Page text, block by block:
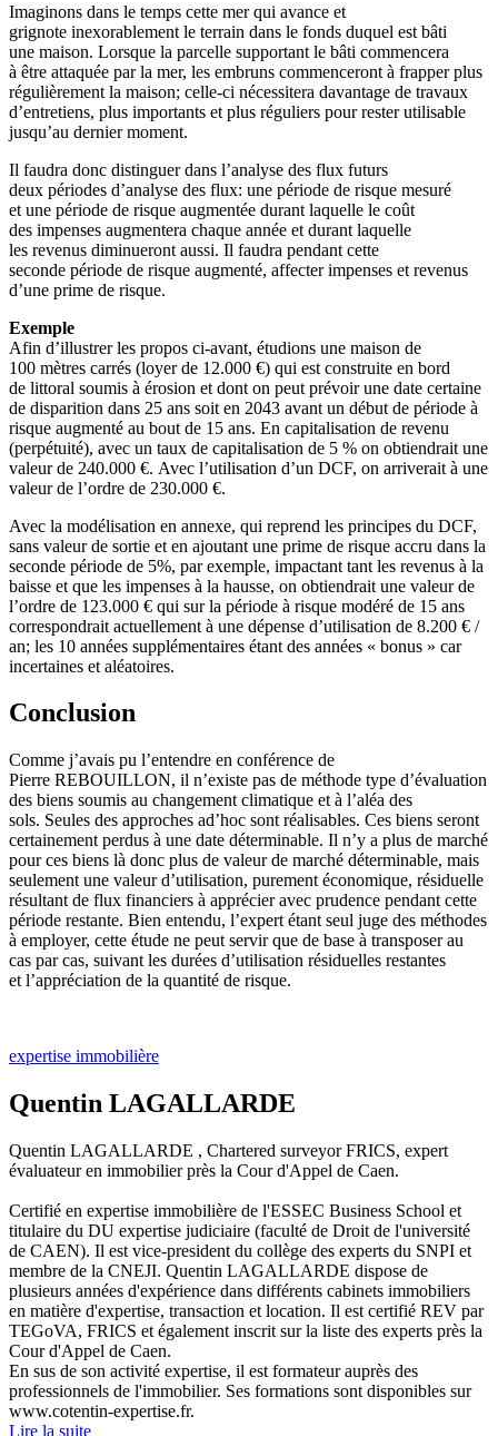
Imaginons dans le temps cette mer qui avance et
grignote inexorablement le terrain dans le fonds duquel est bâti
une maison. Lorsque la parcelle supportant le bâti commencera
à être attaquée par la mer, les embruns commenceront à frapper plus
régulièrement la maison; celle-ci nécessitera davantage de travaux
d’entretiens, plus importants et plus réguliers pour rester utilisable
jusqu’au dernier moment.
Il faudra donc distinguer dans l’analyse des flux futurs
deux périodes d’analyse des flux: une période de risque mesuré
et une période de risque augmentée durant laquelle le coût
des impenses augmentera chaque année et durant laquelle
les revenus diminueront aussi. Il faudra pendant cette
seconde période de risque augmenté, affecter impenses et revenus
d’une prime de risque.
Exemple
Afin d’illustrer les propos ci-avant, étudions une maison de
100 mètres carrés (loyer de 12.000 €) qui est construite en bord
de littoral soumis à érosion et dont on peut prévoir une date certaine
de disparition dans 25 ans soit en 2043 avant un début de période à
risque augmenté au bout de 15 ans. En capitalisation de revenu
(perpétuité), avec un taux de capitalisation de 5 % on obtiendrait une
valeur de 240.000 €. Avec l’utilisation d’un DCF, on arriverait à une
valeur de l’ordre de 230.000 €.
Avec la modélisation en annexe, qui reprend les principes du DCF,
sans valeur de sortie et en ajoutant une prime de risque accru dans la
seconde période de 5%, par exemple, impactant tant les revenus à la
baisse et que les impenses à la hausse, on obtiendrait une valeur de
l’ordre de 123.000 € qui sur la période à risque modéré de 15 ans
correspondrait actuellement à une dépense d’utilisation de 8.200 € /
an; les 10 années supplémentaires étant des années « bonus » car
incertaines et aléatoires.
Conclusion
Comme j’avais pu l’entendre en conférence de
Pierre REBOUILLON, il n’existe pas de méthode type d’évaluation
des biens soumis au changement climatique et à l’aléa des
sols. Seules des approches ad’hoc sont réalisables. Ces biens seront
certainement perdus à une date déterminable. Il n’y a plus de marché
pour ces biens là donc plus de valeur de marché déterminable, mais
seulement une valeur d’utilisation, purement économique, résiduelle
résultant de flux financiers à apprécier avec prudence pendant cette
période restante. Bien entendu, l’expert étant seul juge des méthodes
à employer, cette étude ne peut servir que de base à transposer au
cas par cas, suivant les durées d’utilisation résiduelles restantes
et l’appréciation de la quantité de risque.
expertise immobilière
Quentin LAGALLARDE
Quentin LAGALLARDE , Chartered surveyor FRICS, expert
évaluateur en immobilier près la Cour d'Appel de Caen.
Certifié en expertise immobilière de l'ESSEC Business School et
titulaire du DU expertise judiciaire (faculté de Droit de l'université
de CAEN). Il est vice-president du collège des experts du SNPI et
membre de la CNEJI. Quentin LAGALLARDE dispose de
plusieurs années d'expérience dans différents cabinets immobiliers
en matière d'expertise, transaction et location. Il est certifié REV par
TEGoVA, FRICS et également inscrit sur la liste des experts près la
Cour d'Appel de Caen.
En sus de son activité expertise, il est formateur auprès des
professionnels de l'immobilier. Ses formations sont disponibles sur
www.cotentin-expertise.fr.
Lire la suite